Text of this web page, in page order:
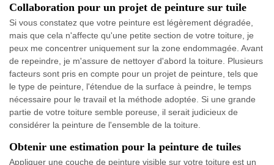
Collaboration pour un projet de peinture sur tuile
Si vous constatez que votre peinture est légèrement dégradée,
mais que cela n'affecte qu'une petite section de votre toiture, je
peux me concentrer uniquement sur la zone endommagée. Avant
de repeindre, je m'assure de nettoyer d'abord la toiture. Plusieurs
facteurs sont pris en compte pour un projet de peinture, tels que
le type de peinture, l'étendue de la surface à peindre, le temps
nécessaire pour le travail et la méthode adoptée. Si une grande
partie de votre toiture semble poreuse, il serait judicieux de
considérer la peinture de l'ensemble de la toiture.
Obtenir une estimation pour la peinture de tuiles
Appliquer une couche de peinture visible sur votre toiture est un